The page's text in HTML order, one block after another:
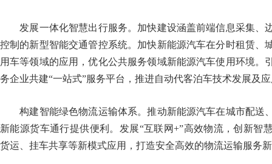
发展一体化智慧出行服务。加快建设涵盖前端信息采集、
控制的新型智能交通管控系统。加快新能源汽车在分时租赁、
用车等领域的应用，优化公共服务领域新能源汽车使用环境。
务企业共建“一站式”服务平台，推进自动代客泊车技术发展及
构建智能绿色物流运输体系。推动新能源汽车在城市配送
新能源货车通行提供便利。发展“互联网+”高效物流，创新智
货运、挂车共享等新模式应用，打造安全高效的物流运输服